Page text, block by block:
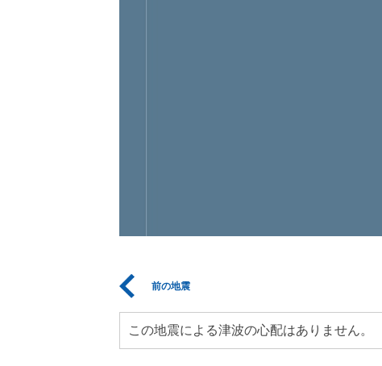
前の地震
この地震による津波の心配はありません。